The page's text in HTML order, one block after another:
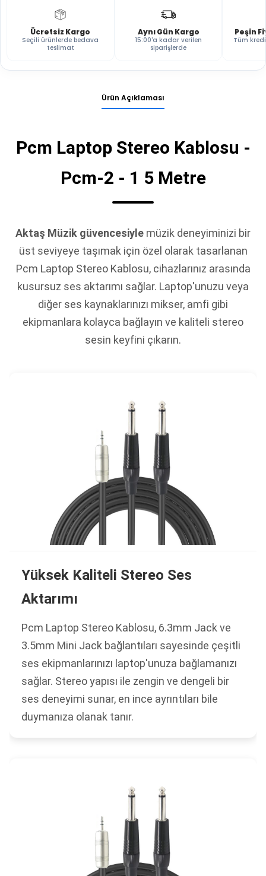
Ücretsiz Kargo
Seçili ürünlerde bedava
teslimat
Aynı Gün Kargo
15:00'a kadar verilen
siparişlerde
Peşin
Tüm
Ürün Açıklaması
Pcm Laptop Stereo Kablosu -
Pcm-2 - 1 5 Metre
Aktaş Müzik güvencesiyle müzik deneyiminizi bir
üst seviyeye taşımak için özel olarak tasarlanan
Pcm Laptop Stereo Kablosu, cihazlarınız arasında
kusursuz ses aktarımı sağlar. Laptop'unuzu veya
diğer ses kaynaklarınızı mikser, amfi gibi
ekipmanlara kolayca bağlayın ve kaliteli stereo
sesin keyfini çıkarın.
Yüksek Kaliteli Stereo Ses
Aktarımı
Pcm Laptop Stereo Kablosu, 6.3mm Jack ve
3.5mm Mini Jack bağlantıları sayesinde çeşitli
ses ekipmanlarınızı laptop'unuza bağlamanızı
sağlar. Stereo yapısı ile zengin ve dengeli bir
ses deneyimi sunar, en ince ayrıntıları bile
duymanıza olanak tanır.